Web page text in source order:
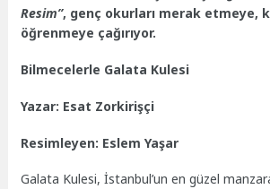
Resim”, genç okurları merak etmeye,
öğrenmeye çağırıyor.
Bilmecelerle Galata Kulesi
Yazar: Esat Zorkirişçi
Resimleyen: Eslem Yaşar
Galata Kulesi, İstanbul’un en güzel